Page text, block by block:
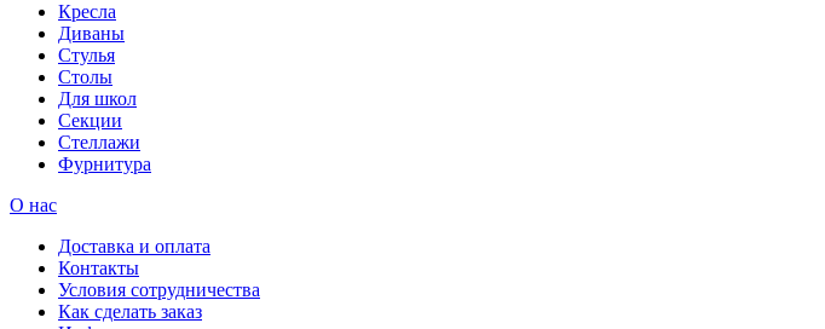
Кресла
Диваны
Стулья
Столы
Для школ
Секции
Стеллажи
Фурнитура
О нас
Доставка и оплата
Контакты
Условия сотрудничества
Как сделать заказ